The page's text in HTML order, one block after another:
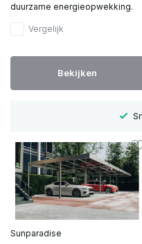
duurzame energieopwekking.
Vergelijk
Bekijken
Sunparadise